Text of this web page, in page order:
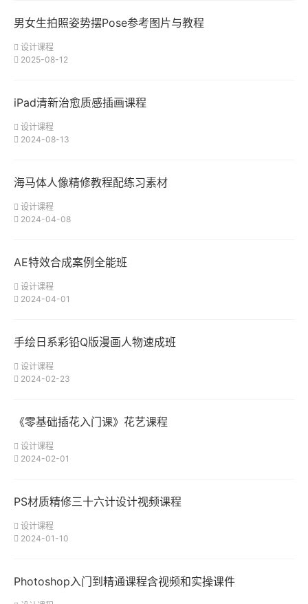
男女生拍照姿势摆Pose参考图片与教程
设计课程
2025-08-12
iPad清新治愈质感插画课程
设计课程
2024-08-13
海马体人像精修教程配练习素材
设计课程
2024-04-08
AE特效合成案例全能班
设计课程
2024-04-01
手绘日系彩铅Q版漫画人物速成班
设计课程
2024-02-23
《零基础插花入门课》花艺课程
设计课程
2024-02-01
PS材质精修三十六计设计视频课程
设计课程
2024-01-10
Photoshop入门到精通课程含视频和实操课件